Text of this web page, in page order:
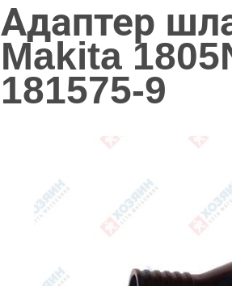
Адаптер
Makita
181575-9